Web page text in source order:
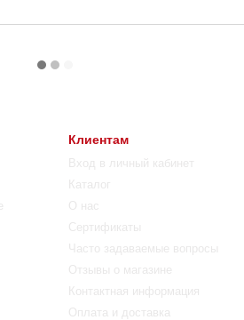
Клиентам
Вход в личный кабинет
Каталог
О нас
Сертификаты
Часто задаваемые вопросы
Отзывы о магазине
Контактная информация
Оплата и доставка